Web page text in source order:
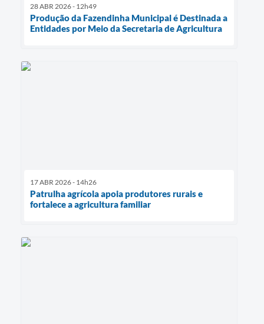
28 ABR 2026 - 12h49
Produção da Fazendinha Municipal é Destinada a
Entidades por Meio da Secretaria de Agricultura
17 ABR 2026 - 14h26
Patrulha agrícola apoia produtores rurais e
fortalece a agricultura familiar